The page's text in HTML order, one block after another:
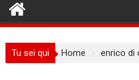
Tu sei qui Home enrico di